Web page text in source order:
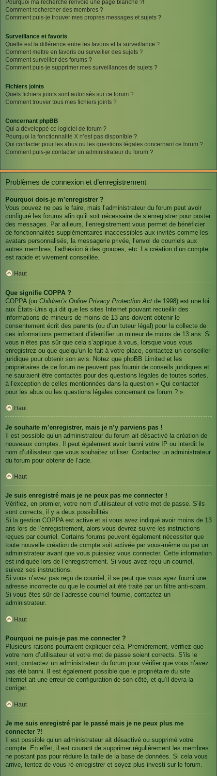
Pourquoi ma recherche renvoie une page blanche ?!
Comment rechercher des membres ?
Comment puis-je trouver mes propres messages et sujets ?
Surveillance et favoris
Quelle est la différence entre les favoris et la surveillance ?
Comment mettre en favoris ou surveiller des sujets ?
Comment surveiller des forums ?
Comment puis-je supprimer mes surveillances de sujets ?
Fichiers joints
Quels fichiers joints sont autorisés sur ce forum ?
Comment trouver tous mes fichiers joints ?
Concernant phpBB
Qui a développé ce logiciel de forum ?
Pourquoi la fonctionnalité X n’est pas disponible ?
Qui contacter pour les abus ou les questions légales concernant ce forum ?
Comment puis-je contacter un administrateur du forum ?
Problèmes de connexion et d’enregistrement
Pourquoi dois-je m’enregistrer ?
Vous pouvez ne pas le faire, mais l’administrateur du forum peut avoir
configuré les forums afin qu’il soit nécessaire de s’enregistrer pour poster
des messages. Par ailleurs, l’enregistrement vous permet de bénéficier
de fonctionnalités supplémentaires inaccessibles aux invités comme les
avatars personnalisés, la messagerie privée, l’envoi de courriels aux
autres membres, l’adhésion à des groupes, etc. La création d’un compte
est rapide et vivement conseillée.
Haut
Que signifie COPPA ?
COPPA (ou Children’s Online Privacy Protection Act de 1998) est une loi
aux États-Unis qui dit que les sites Internet pouvant recueillir des
informations de mineurs de moins de 13 ans doivent obtenir le
consentement écrit des parents (ou d’un tuteur légal) pour la collecte de
ces informations permettant d’identifier un mineur de moins de 13 ans. Si
vous n’êtes pas sûr que cela s’applique à vous, lorsque vous vous
enregistrez ou que quelqu’un le fait à votre place, contactez un conseiller
juridique pour obtenir son avis. Notez que phpBB Limited et les
propriétaires de ce forum ne peuvent pas fournir de conseils juridiques et
ne sauraient être contactés pour des questions légales de toutes sortes,
à l’exception de celles mentionnées dans la question « Qui contacter
pour les abus ou les questions légales concernant ce forum ? ».
Haut
Je souhaite m’enregistrer, mais je n’y parviens pas !
Il est possible qu’un administrateur du forum ait désactivé la création de
nouveaux comptes. Il peut également avoir banni votre IP ou interdit le
nom d’utilisateur que vous souhaitez utiliser. Contactez un administrateur
du forum pour obtenir de l’aide.
Haut
Je suis enregistré mais je ne peux pas me connecter !
Vérifiez, en premier, votre nom d’utilisateur et votre mot de passe. S’ils
sont corrects, il y a deux possibilités :
Si la gestion COPPA est active et si vous avez indiqué avoir moins de 13
ans lors de l’enregistrement, alors vous devrez suivre les instructions
reçues par courriel. Certains forums peuvent également nécessiter que
toute nouvelle création de compte soit activée par vous-même ou par un
administrateur avant que vous puissiez vous connecter. Cette information
est indiquée lors de l’enregistrement. Si vous avez reçu un courriel,
suivez ses instructions.
Si vous n’avez pas reçu de courriel, il se peut que vous ayez fourni une
adresse incorrecte ou que le courriel ait été traité par un filtre anti-spam.
Si vous êtes sûr de l’adresse courriel fournie, contactez un
administrateur.
Haut
Pourquoi ne puis-je pas me connecter ?
Plusieurs raisons pourraient expliquer cela. Premièrement, vérifiez que
votre nom d’utilisateur et votre mot de passe soient corrects. S’ils le
sont, contactez un administrateur du forum pour vérifier que vous n’avez
pas été banni. Il est également possible que le propriétaire du site
Internet ait une erreur de configuration de son côté, et qu’il devra la
corriger.
Haut
Je me suis enregistré par le passé mais je ne peux plus me
connecter ?!
Il est possible qu’un administrateur ait désactivé ou supprimé votre
compte. En effet, il est courant de supprimer régulièrement les membres
ne postant pas pour réduire la taille de la base de données. Si cela vous
arrive, tentez de vous ré-enregistrer et soyez plus investi sur le forum.